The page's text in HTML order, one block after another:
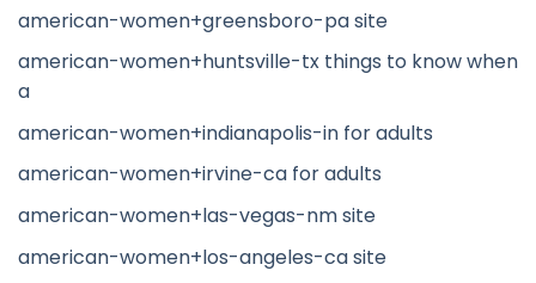
american-women+greensboro-pa site
american-women+huntsville-tx things to know when
a
american-women+indianapolis-in for adults
american-women+irvine-ca for adults
american-women+las-vegas-nm site
american-women+los-angeles-ca site